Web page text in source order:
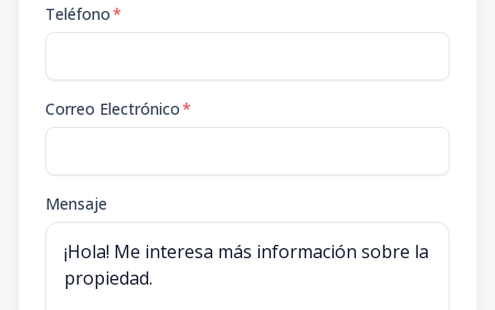
Teléfono*
Correo Electrónico*
Mensaje